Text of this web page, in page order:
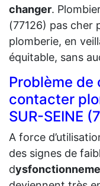
changer.
(77126) pas cher
plomberie, en
équitable, sans
Problème de
contacter
SUR-SEINE
A force
des signes de
d